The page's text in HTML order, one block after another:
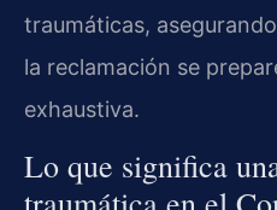
traumáticas,
la reclamación se
exhaustiva.
Lo que significa